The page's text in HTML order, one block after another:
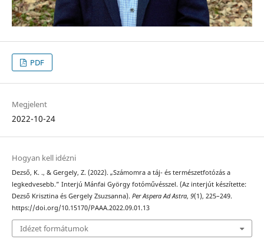
PDF
Megjelent
2022-10-24
Hogyan kell idézni
Dezső, K. ., & Gergely, Z. (2022). „Számomra a táj- és természetfotózás a
legkedvesebb.” Interjú Mánfai György fotóművésszel. (Az interjút készítette:
Dezső Krisztina és Gergely Zsuzsanna). Per Aspera Ad Astra, 9(1), 225–249.
https://doi.org/10.15170/PAAA.2022.09.01.13
Idézet formátumok